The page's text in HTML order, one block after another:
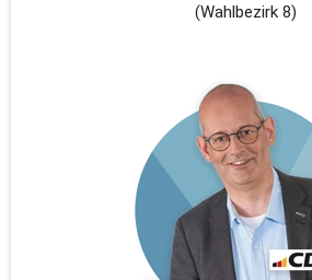
(Wahlbezirk 8)